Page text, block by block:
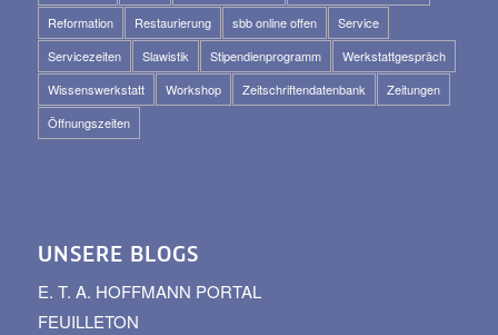
Reformation
Restaurierung sbb online offen
Service
Servicezeiten
Slawistik Stipendienprogramm
Werkstattgespräch
Wissenswerkstatt
Workshop Zeitschriftendatenbank
Zeitungen
Öffnungszeiten
UNSERE BLOGS
E. T. A. HOFFMANN PORTAL
FEUILLETON